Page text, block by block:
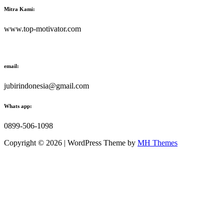
Mitra Kami:
www.top-motivator.com
email:
jubirindonesia@gmail.com
Whats app:
0899-506-1098
Copyright © 2026 | WordPress Theme by MH Themes